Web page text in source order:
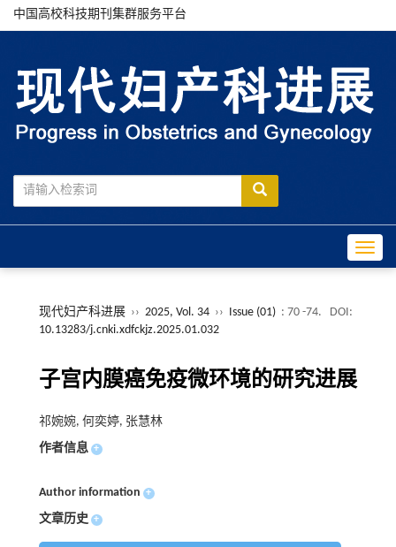
中国高校科技期刊集群服务平台
现代妇产科进展 ›› 2025, Vol. 34 ›› Issue (01) : 70 -74.
DOI:
10.13283/j.cnki.xdfckjz.2025.01.032
子宫内膜癌免疫微环境的研究进展
祁婉婉, 何奕婷, 张慧林
作者信息 +
Author information +
文章历史 +